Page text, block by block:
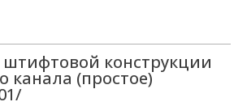
конструкции
канала (простое)